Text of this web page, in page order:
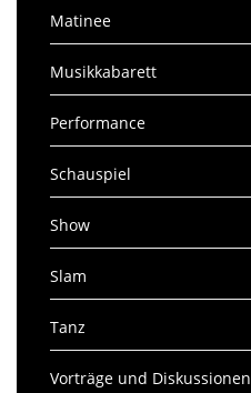
Matinee
Musikkabarett
Performance
Schauspiel
Show
Slam
Tanz
Vorträge und Diskussionen